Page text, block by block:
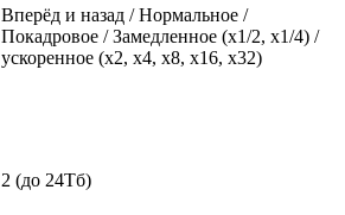
Вперёд и назад / Нормальное /
Покадровое / Замедленное (х1/2, х1/4) /
ускоренное (х2, х4, х8, х16, х32)
2 (до 24Тб)